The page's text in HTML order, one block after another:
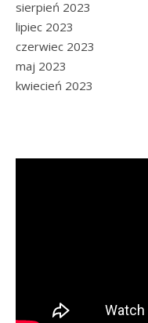
sierpień 2023
lipiec 2023
czerwiec 2023
maj 2023
kwiecień 2023